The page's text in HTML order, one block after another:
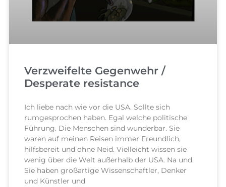
Verzweifelte Gegenwehr /
Desperate resistance
Ich liebe nach wie vor die USA. Sollte sich
rumgesprochen haben. Egal welche politische
Führung. Die Menschen sind wunderbar. Sie
waren auf meinen Reisen immer Freundlich,
hilfsbereit und ohne Neid. Vielleicht wissen sie
wenig über die Welt außerhalb der USA. Na und.
Sie haben großartige Wissenschaftler, Denker
und Künstler und